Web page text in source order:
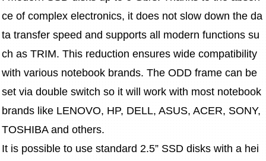
ce of complex electronics, it does not slow down the da
ta transfer speed and supports all modern functions su
ch as TRIM. This reduction ensures wide compatibility
with various notebook brands. The ODD frame can be
set via double switch so it will work with most notebook
brands like LENOVO, HP, DELL, ASUS, ACER, SONY,
TOSHIBA and others.
It is possible to use standard 2.5” SSD disks with a hei